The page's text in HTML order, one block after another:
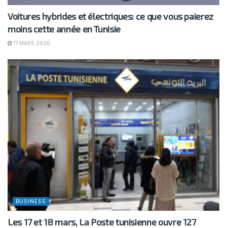
Voitures hybrides et électriques: ce que vous paierez
moins cette année en Tunisie
17 MARS 2026
BUSINESS
Les 17 et 18 mars, La Poste tunisienne ouvre 127